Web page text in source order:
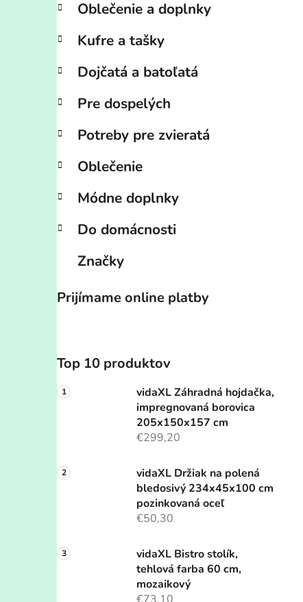
Oblečenie a doplnky
Kufre a tašky
Dojčatá a batoľatá
Pre dospelých
Potreby pre zvieratá
Oblečenie
Módne doplnky
Do domácnosti
Značky
Prijímame online platby
Top 10 produktov
vidaXL Záhradná hojdačka,
impregnovaná borovica
205x150x157 cm
€299,20
vidaXL Držiak na polená
bledosivý 234x45x100 cm
pozinkovaná oceľ
€50,30
vidaXL Bistro stolík,
tehlová farba 60 cm,
mozaikový